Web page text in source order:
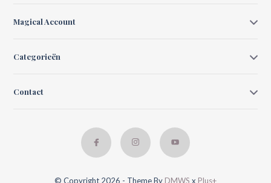
Magical Account
Categorieën
Contact
© Copyright 2026 - Theme By DMWS x Plus+